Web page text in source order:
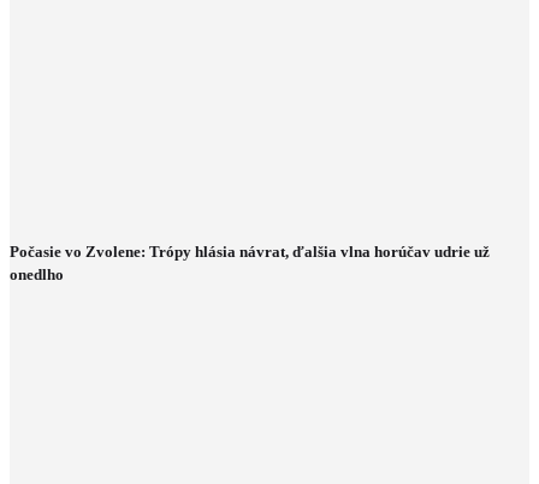
Počasie vo Zvolene: Trópy hlásia návrat, ďalšia vlna horúčav udrie už
onedlho